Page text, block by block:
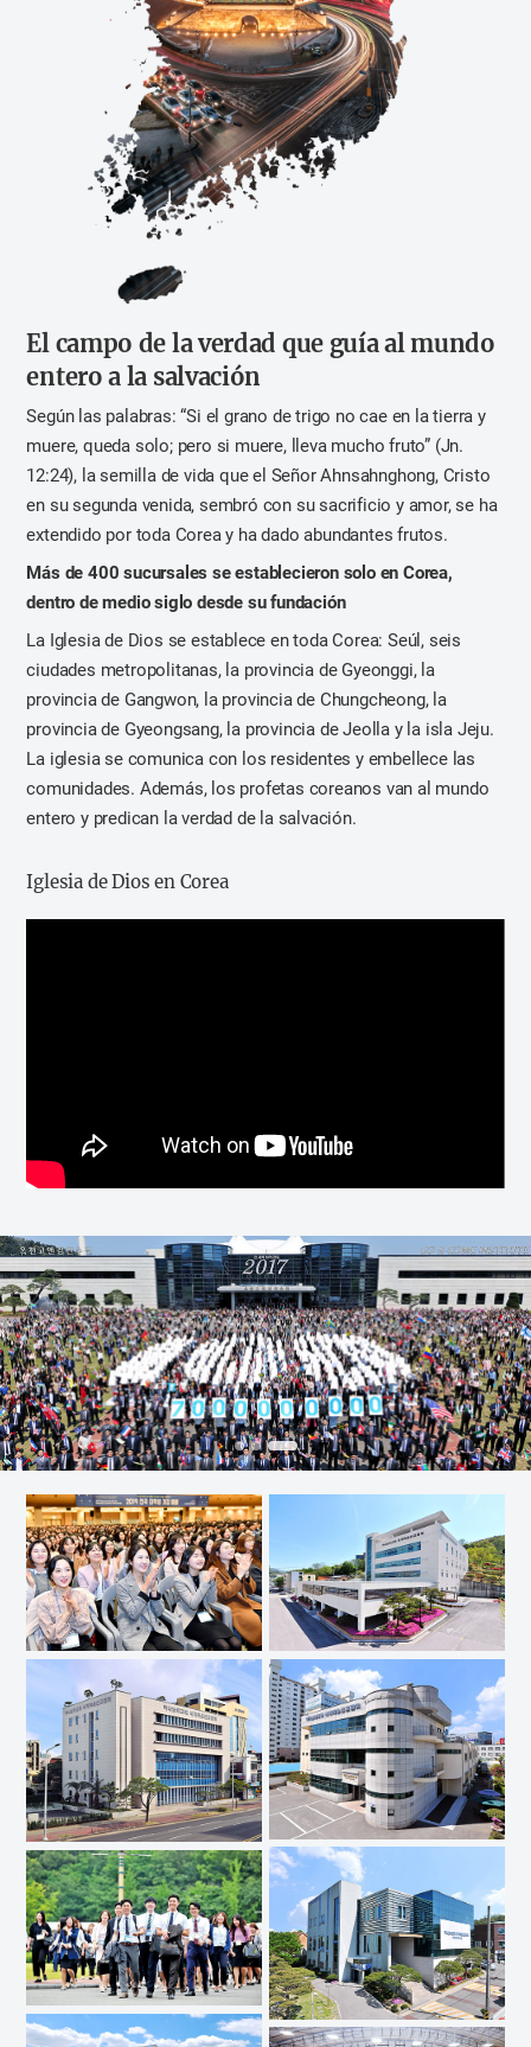
El campo de la verdad que guía al mundo
entero a la salvación
Según las palabras: “Si el grano de trigo no cae en la tierra y
muere, queda solo; pero si muere, lleva mucho fruto” (Jn.
12:24), la semilla de vida que el Señor Ahnsahnghong, Cristo
en su segunda venida, sembró con su sacrificio y amor, se ha
extendido por toda Corea y ha dado abundantes frutos.
Más de 400 sucursales se establecieron solo en Corea,
dentro de medio siglo desde su fundación
La Iglesia de Dios se establece en toda Corea: Seúl, seis
ciudades metropolitanas, la provincia de Gyeonggi, la
provincia de Gangwon, la provincia de Chungcheong, la
provincia de Gyeongsang, la provincia de Jeolla y la isla Jeju.
La iglesia se comunica con los residentes y embellece las
comunidades. Además, los profetas coreanos van al mundo
entero y predican la verdad de la salvación.
Iglesia de Dios en Corea